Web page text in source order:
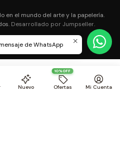
Nuevo
10%OFF
Ofertas Mi Cuenta
en el mundo del arte y la papelería.
Desarrollado por Jumpseller.
de WhatsApp